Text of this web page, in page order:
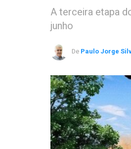
A terceira etapa
junho
De Paulo Jorge